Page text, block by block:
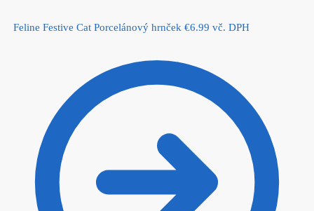
Feline Festive Cat Porcelánový hrnček €6.99 vč. DPH